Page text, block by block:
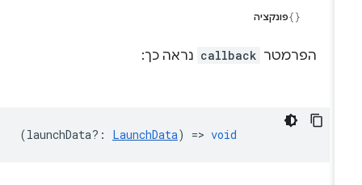
פונקציה
הפרמטר callback נראה כך:
(launchData?: LaunchData) => void